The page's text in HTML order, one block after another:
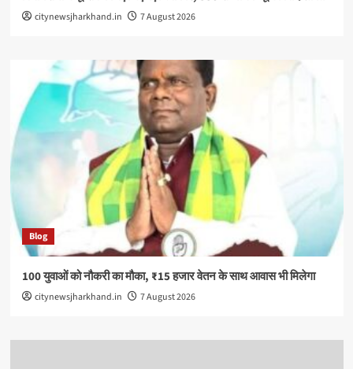
citynewsjharkhand.in 7 August 2026
Blog
100 युवाओं को नौकरी का मौका, ₹15 हजार वेतन के साथ आवास भी मिलेगा
citynewsjharkhand.in 7 August 2026